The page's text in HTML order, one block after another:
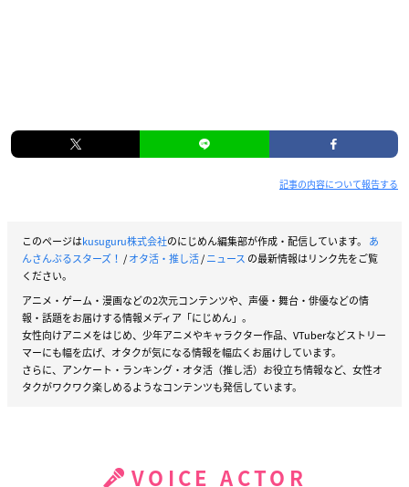
記事の内容について報告する
このページはkusuguru株式会社のにじめん編集部が作成・配信しています。 あ
んさんぶるスターズ！ /オタ活・推し活/ニュース の最新情報はリンク先をご覧
ください。
アニメ・ゲーム・漫画などの2次元コンテンツや、声優・舞台・俳優などの情
報・話題をお届けする情報メディア「にじめん」。
女性向けアニメをはじめ、少年アニメやキャラクター作品、VTuberなどストリー
マーにも幅を広げ、オタクが気になる情報を幅広くお届けしています。
さらに、アンケート・ランキング・オタ活（推し活）お役立ち情報など、女性オ
タクがワクワク楽しめるようなコンテンツも発信しています。
VOICE ACTOR